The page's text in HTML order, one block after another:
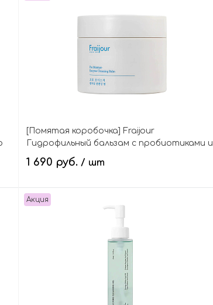
[Помятая коробочка] Fraijour
Гидрофильный бальзам с пробиотиками и
энзимами, Pro Moisture Enzyme Cleansing
Balm
1 690 руб. / шт
В корзину
Акция